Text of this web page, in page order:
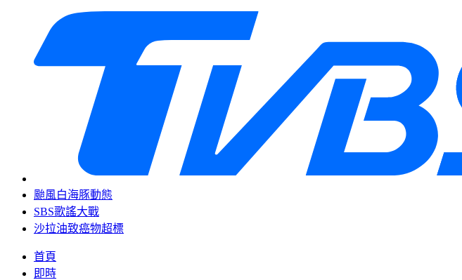
颱風白海豚動態
SBS歌謠大戰
沙拉油致癌物超標
首頁
即時